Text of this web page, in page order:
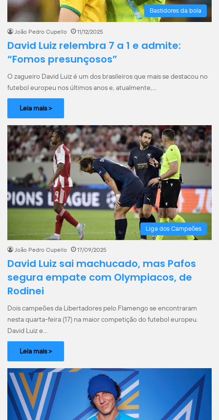
Bastidores da bola
João Pedro Cupello 11/12/2025
David Luiz relembra 7 a 1 e admite:
“Fomos presunçosos”
O zagueiro David Luiz é um dos brasileiros que mais se destacou no
futebol europeu nos últimos anos e, atualmente,…
Leia mais >
Liga dos Campeões
João Pedro Cupello 17/09/2025
David Luiz sai machucado, mas Pafos
segura empate com Olympiacos, de
Rodinei
Dois campeões da Libertadores pelo Flamengo se encontraram
nesta quarta-feira (17) na maior competição do futebol europeu.
David Luiz e…
Leia mais >